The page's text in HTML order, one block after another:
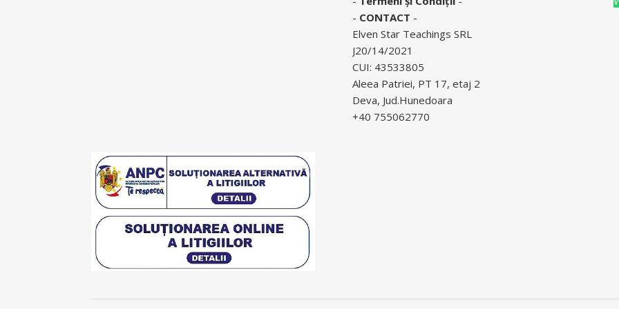
- CONTACT -
Elven Star Teachings SRL
J20/14/2021
CUI: 43533805
Aleea Patriei, PT 17, etaj 2
Deva, Jud.Hunedoara
+40 755062770